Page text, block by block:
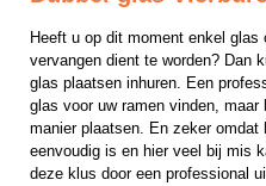
Heeft u op dit moment enkel
vervangen dient te worden? Dan
glas plaatsen inhuren. Een
glas voor uw ramen vinden,
manier plaatsen. En zeker
eenvoudig is en hier veel bij mis
deze klus door een professional